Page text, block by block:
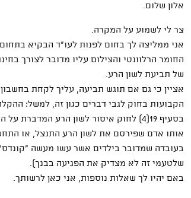
אלון שלום.
צר לי לשמוע על המקרה.
אני ממליצה לך בחום לפנות לעו"ד הבקיא
החומר הרלוונטי והצילום עליו מדובר לצורך
של תביעת לשון הרע.
אציין כי גם אם תוגש תביעה, עליך לקחת
הקבועות בחוק לגבי דברים כגון זה, למשל:
בסעיף 19(4) לחוק איסור לשון הרע המדברת
אותו אדם שפירסם את לשון הרע התנצל, או
בעובדה שמדובר בילדים אשר עשו מעשה
שלטעמי זה לא מצדיק את הפגיעה בבנך).
באם יהיו לך שאלות נוספות, אני כאן לרשותך.